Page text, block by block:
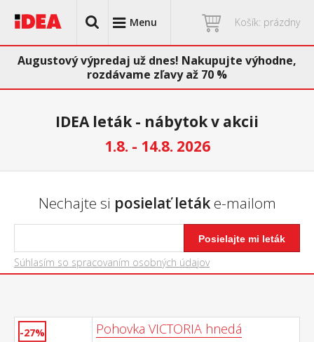
Menu Košík: prázdny
Augustový výpredaj už dnes! Nakupujte výhodne,
rozdávame zľavy až 70 %
IDEA leták - nábytok v akcii
1.8. - 14.8. 2026
Nechajte si posielať leták e-mailom
Posielajte mi leták
Súhlasím so spracovaním osobných údajov
-27% Pohovka VICTORIA hnedá